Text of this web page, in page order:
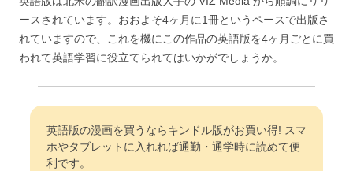
ースされています。おおよそ4ヶ月に1冊というペースで出版さ
れていますので、これを機にこの作品の英語版を4ヶ月ごとに買
われて英語学習に役立てられてはいかがでしょうか。
英語版の漫画を買うならキンドル版がお買い得! スマ
ホやタブレットに入れれば通勤・通学時に読めて便
利です。